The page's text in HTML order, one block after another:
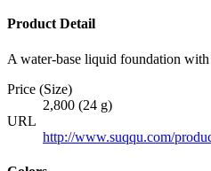
Product Detail
A water-base liquid foundation
Price (Size)
2,800 (24 g)
URL
http://www.suqqu.com/